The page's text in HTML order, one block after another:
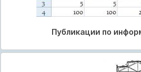
Публикации по